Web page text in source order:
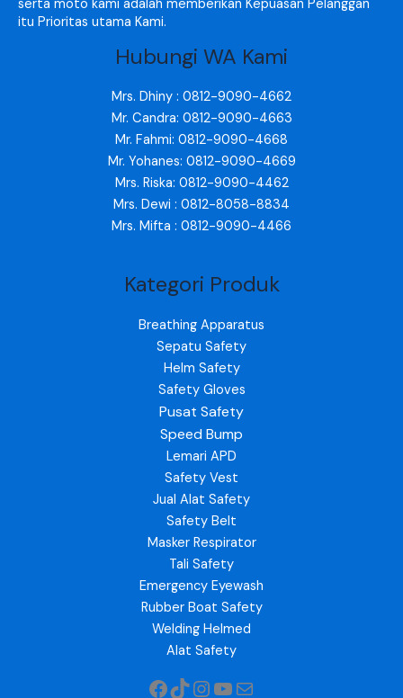
serta moto kami adalah memberikan Kepuasan Pelanggan
itu Prioritas utama Kami.
Hubungi WA Kami
Mrs. Dhiny : 0812-9090-4662
Mr. Candra: 0812-9090-4663
Mr. Fahmi: 0812-9090-4668
Mr. Yohanes: 0812-9090-4669
Mrs. Riska: 0812-9090-4462
Mrs. Dewi : 0812-8058-8834
Mrs. Mifta : 0812-9090-4466
Kategori Produk
Breathing Apparatus
Sepatu Safety
Helm Safety
Safety Gloves
Pusat Safety
Speed Bump
Lemari APD
Safety Vest
Jual Alat Safety
Safety Belt
Masker Respirator
Tali Safety
Emergency Eyewash
Rubber Boat Safety
Welding Helmed
Alat Safety